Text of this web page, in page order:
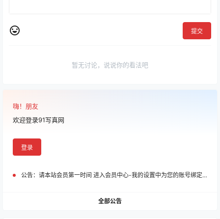
提交
暂无讨论，说说你的看法吧
嗨！朋友
欢迎登录91写真网
登录
公告： 请本站会员第一时间 进入会员中心-我的设置中为您的账号绑定邮箱!
全部公告